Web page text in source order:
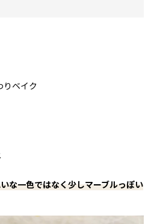
りベイク
な一色ではなく少しマーブルっぽい